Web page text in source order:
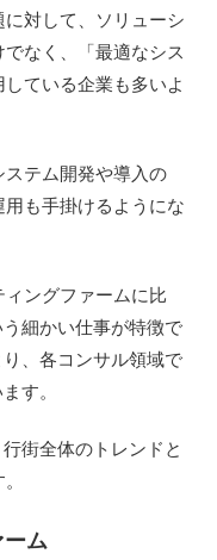
対して、ソリューシ
なく、「最適なシス
ている企業も多いよ
ステム開発や導入の
も手掛けるようにな
ングファームに比
細かい仕事が特徴で
、各コンサル領域で
す。
街全体のトレンドと
ーム